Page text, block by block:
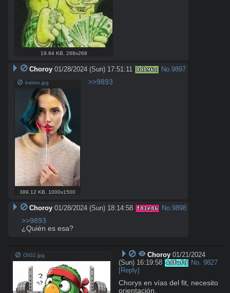
19.84 KB 268x268
Choroy 01/28/2024 (Sun) 17:51:11 8db96c No.9897
babko.jpg
389.12 KB 1000x1500
>>9893
Choroy 01/28/2024 (Sun) 18:14:58 f81e86 No. 9898
>>9893
¿Quién es esa?
OIG2.jpg Choroy 01/21/2024
(Sun) 16:19:58 4dfafd No. 9827
[Reply]
Chorys en vías del fit, necesito
orientación.